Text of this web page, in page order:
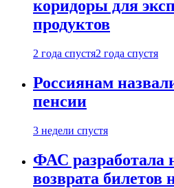
коридоры для
продуктов
2 года спустя2 года спустя
Россиянам
пенсии
3 недели спустя
ФАС разработала
возврата билетов